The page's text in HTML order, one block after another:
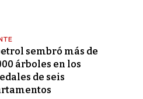
sembró más de
árboles en los
de seis